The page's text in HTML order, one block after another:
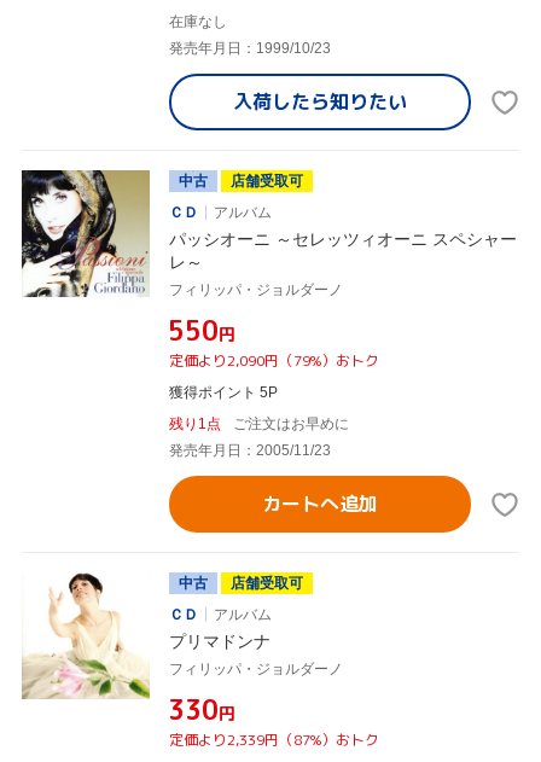
在庫なし
発売年月日：1999/10/23
入荷したら知りたい
中古
店舗受取可
ＣＤ
アルバム
パッシオーニ ～セレッツィオーニ スペシャー
レ～
フィリッパ・ジョルダーノ
¥550円
定価より2,090円（79%）おトク
獲得ポイント 5P
残り1点
ご注文はお早めに
発売年月日：2005/11/23
カートへ追加
中古
店舗受取可
ＣＤ
アルバム
プリマドンナ
フィリッパ・ジョルダーノ
¥330円
定価より2,339円（87%）おトク